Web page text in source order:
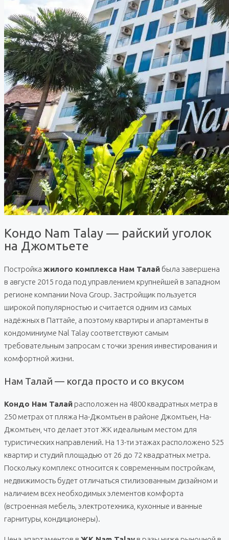
Кондо Nam Talay — райский уголок
на Джомтьете
Постройка жилого комплекса Нам Талай была завершена
в августе 2015 года под управлением крупнейшей в западном
регионе компании Nova Group. Застройщик пользуется
широкой популярностью и считается одним из самых
надёжных в Паттайе, а поэтому квартиры и апартаменты в
кондоминиуме Nal Talay соответствуют самым
требовательным запросам с точки зрения инвестирования и
комфортной жизни.
Нам Талай — когда просто и со вкусом
Кондо Нам Талай расположен на 4800 квадратных метра в
250 метрах от пляжа На-Джомтьен в районе Джомтьен, На-
Джомтьен, что делает этот ЖК идеальным местом для
туристических направлений. На 13-ти этажах расположено 525
квартир и студий площадью от 26 до 72 квадратных метра.
Поскольку комплекс относится к современным постройкам,
недвижимость будет отличаться стилизованным дизайном и
наличием всех необходимых элементов комфорта
(встроенная мебель, электротехника, кухонные и ванные
гарнитуры, кондиционеры).